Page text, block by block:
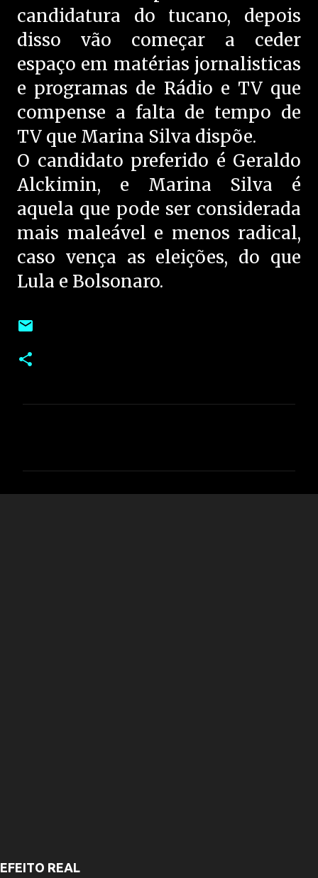
candidatura do tucano, depois
disso vão começar a ceder
espaço em matérias jornalisticas
e programas de Rádio e TV que
compense a falta de tempo de
TV que Marina Silva dispõe.
O candidato preferido é Geraldo
Alckimin, e Marina Silva é
aquela que pode ser considerada
mais maleável e menos radical,
caso vença as eleições, do que
Lula e Bolsonaro.
EFEITO REAL